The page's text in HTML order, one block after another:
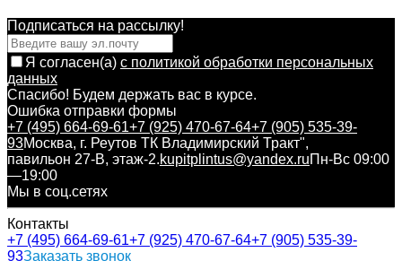
Подписаться на рассылкy!
Я согласен(a) с политикой обработки персональных
данных
Спасибо! Будем держать вас в курсе.
Ошибка отправки формы
+7 (495) 664-69-61+7 (925) 470-67-64+7 (905) 535-39-
93Москва, г. Реутов ТК Владимирский Тракт",
павильон 27-В, этаж-2.kupitplintus@yandex.ruПн-Вс 09:00
—19:00
Мы в соц.сетях
Контакты
+7 (495) 664-69-61+7 (925) 470-67-64+7 (905) 535-39-
93Заказать звонок